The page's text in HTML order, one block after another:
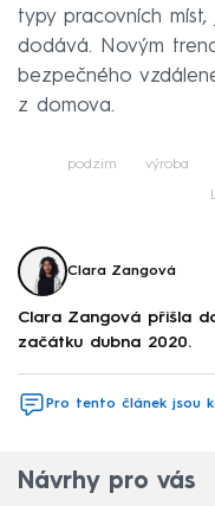
typy pracovních
dodává. Novým
bezpečného
z domova.
podzim výroba
Clara Zangová
Clara Zangová přišla
začátku dubna 2020.
Pro tento článek jsou
Návrhy pro vás